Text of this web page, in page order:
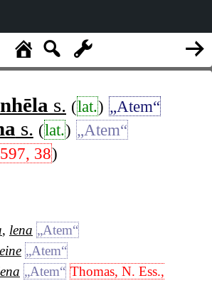
s. (lat.) „Atem“
s. (lat.) „Atem“
38)
, lena „Atem“
„Atem“
„Atem“ Thomas, N. Ess.,